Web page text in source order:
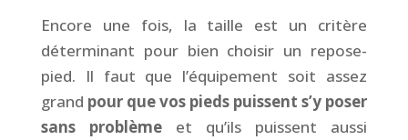
Encore une fois, la taille est un critère
déterminant pour bien choisir un repose-
pied. Il faut que l’équipement soit assez
grand pour que vos pieds puissent s’y poser
sans problèmeet qu’ils puissent aussi